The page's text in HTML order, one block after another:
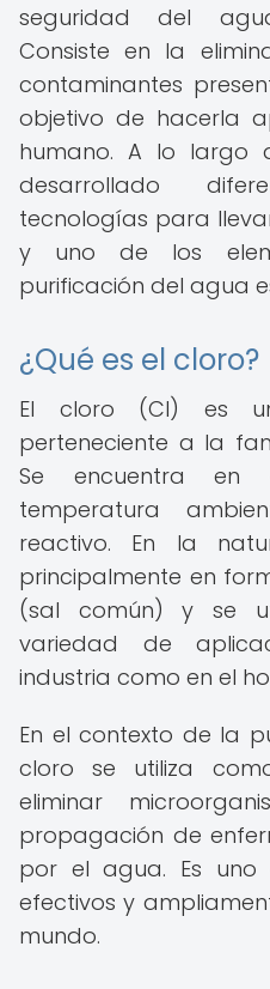
seguridad del
Consiste en la
contaminantes
objetivo de hacerla
humano. A lo largo
desarrollado
tecnologías para
y uno de los
purificación del agua
¿Qué es el cloro?
El cloro (Cl) es
perteneciente a la
Se encuentra en
temperatura
reactivo. En la
principalmente en
(sal común) y se
variedad de
industria como en el
En el contexto de la
cloro se utiliza
eliminar
propagación de
por el agua. Es
efectivos y
mundo.